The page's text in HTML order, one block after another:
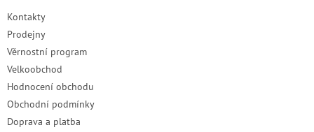
Kontakty
Prodejny
Věrnostní program
Velkoobchod
Hodnocení obchodu
Obchodní podmínky
Doprava a platba